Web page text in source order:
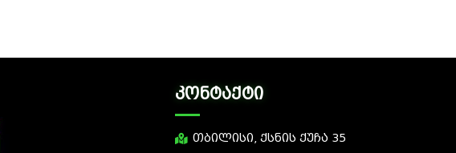
კონტაქტი
თბილისი, ქსნის ქუჩა 35